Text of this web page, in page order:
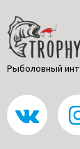
Рыболовный